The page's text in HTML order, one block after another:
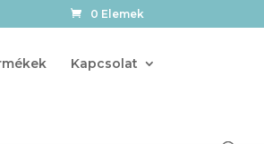
0 Elemek
Kapcsolat